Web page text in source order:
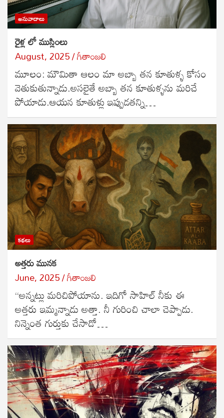
అనువాదాలు
రైళ్ల లో ముస్లింలు
August, 2025 గీతాంజలి
మూలం: మౌమితా ఆలం మా అబ్బా తన కూతుళ్ళ కోసం
వెతుకుతున్నాడు.అసలైతే అబ్బా తన కూతుళ్ళను మరిచే
పోయాడు.ఆయన కూతుళ్లు ఇప్పుడతన్ని…
కథలు
అత్తరు మునక
June, 2025 గీతాంజలి
“అన్నట్లు మరిచిపోయాను. ఇదిగో సాహిల్ నీకు ఈ
అత్తరు ఇమ్మన్నాడు అత్తా. నీ గురించి చాలా చెప్పాడు.
నిన్నెంత గుర్తుకు చేసాడో…